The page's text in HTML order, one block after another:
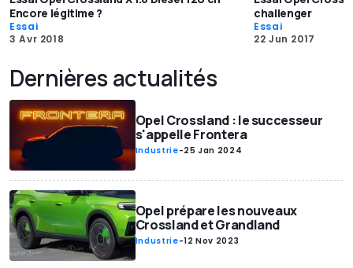
Encore légitime ?
Essai
3 Avr 2018
challenger
Essai
22 Jun 2017
Dernières actualités
Opel Crossland : le successeur
s'appelle Frontera
Industrie-25 Jan 2024
Opel prépare les nouveaux
Crossland et Grandland
Industrie-12 Nov 2023